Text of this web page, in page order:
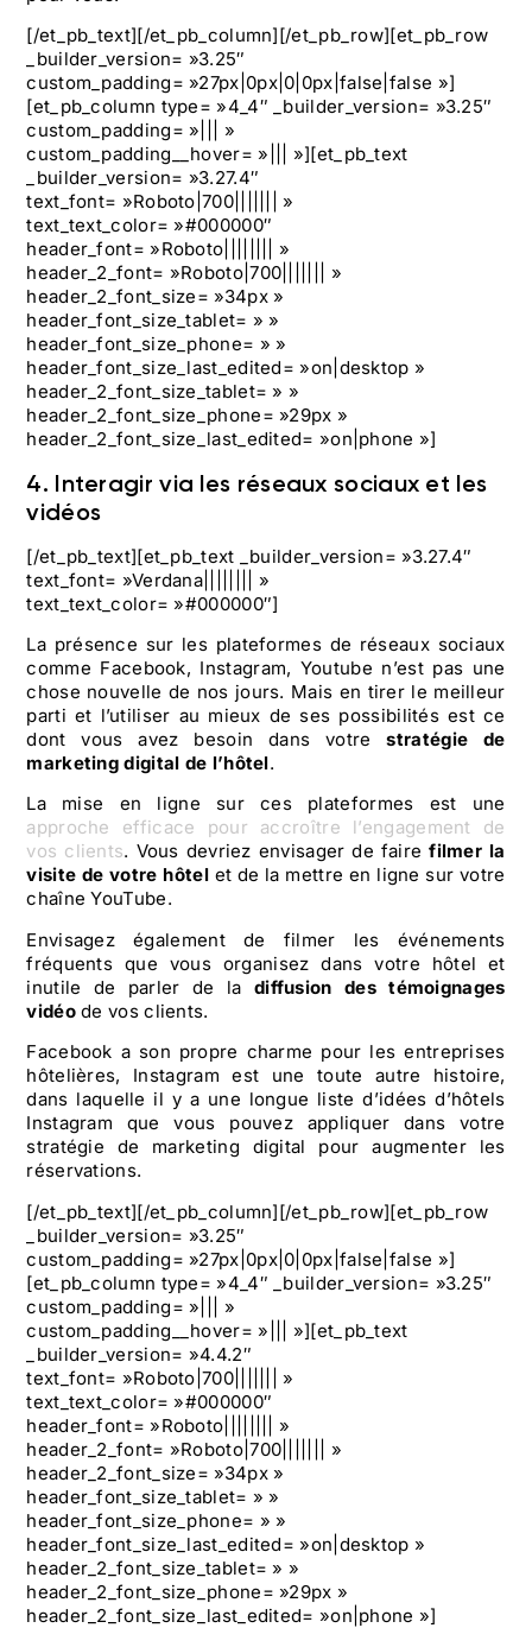
[/et_pb_text][/et_pb_column][/et_pb_row][et_pb_row
_builder_version= »3.25″
custom_padding= »27px|0px|0|0px|false|false »]
[et_pb_column type= »4_4″ _builder_version= »3.25″
custom_padding= »||| »
custom_padding__hover= »||| »][et_pb_text
_builder_version= »3.27.4″
text_font= »Roboto|700||||||| »
text_text_color= »#000000″
header_font= »Roboto|||||||| »
header_2_font= »Roboto|700||||||| »
header_2_font_size= »34px »
header_font_size_tablet= » »
header_font_size_phone= » »
header_font_size_last_edited= »on|desktop »
header_2_font_size_tablet= » »
header_2_font_size_phone= »29px »
header_2_font_size_last_edited= »on|phone »]
4. Interagir via les réseaux sociaux et les
vidéos
[/et_pb_text][et_pb_text _builder_version= »3.27.4″
text_font= »Verdana|||||||| »
text_text_color= »#000000″]
La présence sur les plateformes de réseaux sociaux
comme Facebook, Instagram, Youtube n’est pas une
chose nouvelle de nos jours. Mais en tirer le meilleur
parti et l’utiliser au mieux de ses possibilités est ce
dont vous avez besoin dans votrestratégie de
marketing digital de l’hôtel.
La mise en ligne sur ces plateformes est une
approche efficace pour accroître l’engagement de
vos clients. Vous devriez envisager de fairefilmer la
visite de votre hôtelet de la mettre en ligne sur votre
chaîne YouTube.
Envisagez également de filmer les événements
fréquents que vous organisez dans votre hôtel et
inutile de parler de la diffusion des témoignages
vidéode vos clients.
Facebook a son propre charme pour les entreprises
hôtelières, Instagram est une toute autre histoire,
dans laquelle il y a une longue liste d’idées d’hôtels
Instagram que vous pouvez appliquer dans votre
stratégie de marketing digital pour augmenter les
réservations.
[/et_pb_text][/et_pb_column][/et_pb_row][et_pb_row
_builder_version= »3.25″
custom_padding= »27px|0px|0|0px|false|false »]
[et_pb_column type= »4_4″ _builder_version= »3.25″
custom_padding= »||| »
custom_padding__hover= »||| »][et_pb_text
_builder_version= »4.4.2″
text_font= »Roboto|700||||||| »
text_text_color= »#000000″
header_font= »Roboto|||||||| »
header_2_font= »Roboto|700||||||| »
header_2_font_size= »34px »
header_font_size_tablet= » »
header_font_size_phone= » »
header_font_size_last_edited= »on|desktop »
header_2_font_size_tablet= » »
header_2_font_size_phone= »29px »
header_2_font_size_last_edited= »on|phone »]